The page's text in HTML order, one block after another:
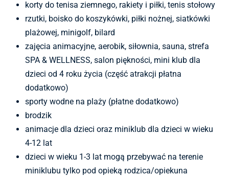
korty do tenisa ziemnego, rakiety i piłki, tenis stołowy
rzutki, boisko do koszykówki, piłki nożnej, siatkówki
plażowej, minigolf, bilard
zajęcia animacyjne, aerobik, siłownia, sauna, strefa
SPA & WELLNESS, salon piękności, mini klub dla
dzieci od 4 roku życia (część atrakcji płatna
dodatkowo)
sporty wodne na plaży (płatne dodatkowo)
brodzik
animacje dla dzieci oraz miniklub dla dzieci w wieku
4-12 lat
dzieci w wieku 1-3 lat mogą przebywać na terenie
miniklubu tylko pod opieką rodzica/opiekuna